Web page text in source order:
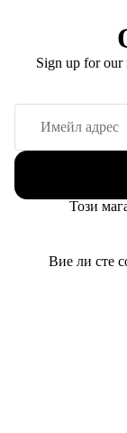
Sign up for our
Този
Вие ли сте